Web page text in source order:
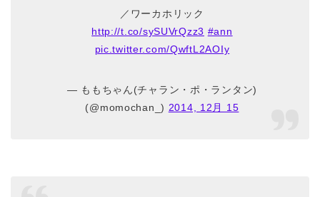
／ワーカホリック
http://t.co/sySUVrQzz3 #ann
pic.twitter.com/QwftL2AOIy
— ももちゃん(チャラン・ポ・ランタン)
(@momochan_) 2014, 12月 15